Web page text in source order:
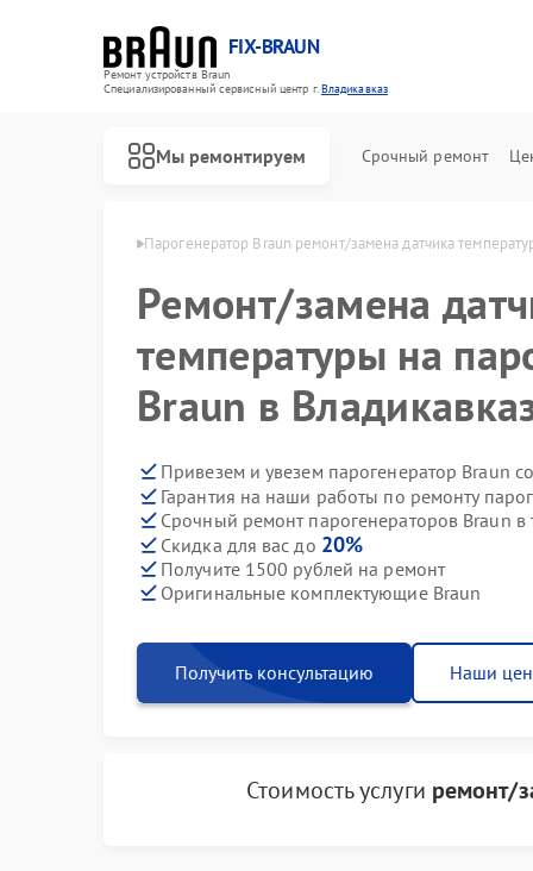
FIX-BRAUN
Ремонт устройств Braun
Специализированный cервисный центр г.Владикавказ
Мы ремонтируем Срочный ремонт
в Владикавказе Парогенератор Braun ремонт/замена датчика
Ремонт/замена
температуры на
Braun в
Привезем и увезем парогенератор Braun
Гарантия на наши работы по ремонту
Срочный ремонт парогенераторов Braun в
Скидка для вас до 20%
Получите 1500 рублей на ремонт
Оригинальные комплектующие Braun
Получить консультацию Наши
Стоимость услуги ремонт/